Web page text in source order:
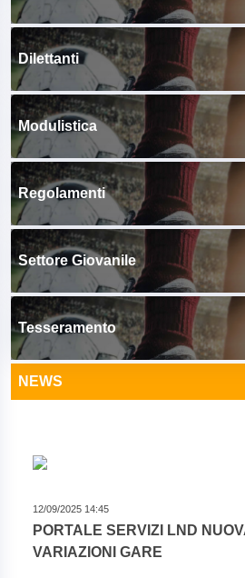
Dilettanti
Modulistica
Regolamenti
Settore Giovanile
Tesseramento
NEWS
12/09/2025 14:45
PORTALE SERVIZI LND
VARIAZIONI GARE